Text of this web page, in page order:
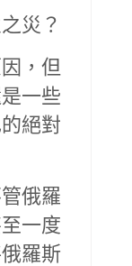
災？
，但
一些
絕對
俄羅
一度
羅斯